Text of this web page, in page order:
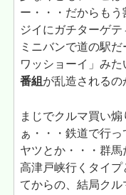
ー・・・だからも
ジイにガチターゲ
ミニバンで道の駅
ワッショーイ」みた
番組 が乱造されるの
まじでクルマ買い
ぁ・・・鉄道で行
ヤツとか・・・群
高津戸峡行くタイ
てからの、結局ク